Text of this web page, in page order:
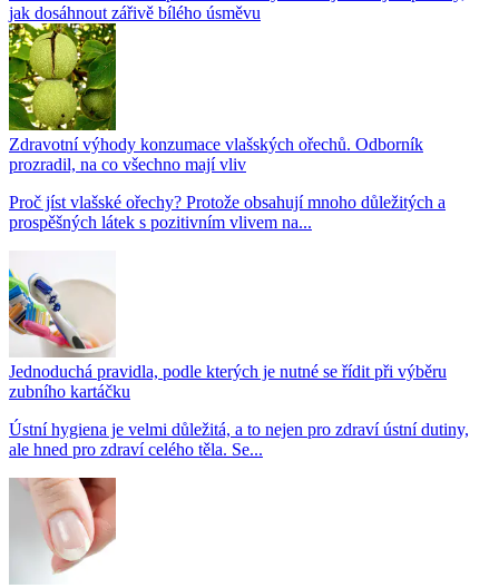
jak dosáhnout zářivě bílého úsměvu
Zdravotní výhody konzumace vlašských ořechů. Odborník
prozradil, na co všechno mají vliv
Proč jíst vlašské ořechy? Protože obsahují mnoho důležitých a
prospěšných látek s pozitivním vlivem na...
Jednoduchá pravidla, podle kterých je nutné se řídit při výběru
zubního kartáčku
Ústní hygiena je velmi důležitá, a to nejen pro zdraví ústní dutiny,
ale hned pro zdraví celého těla. Se...